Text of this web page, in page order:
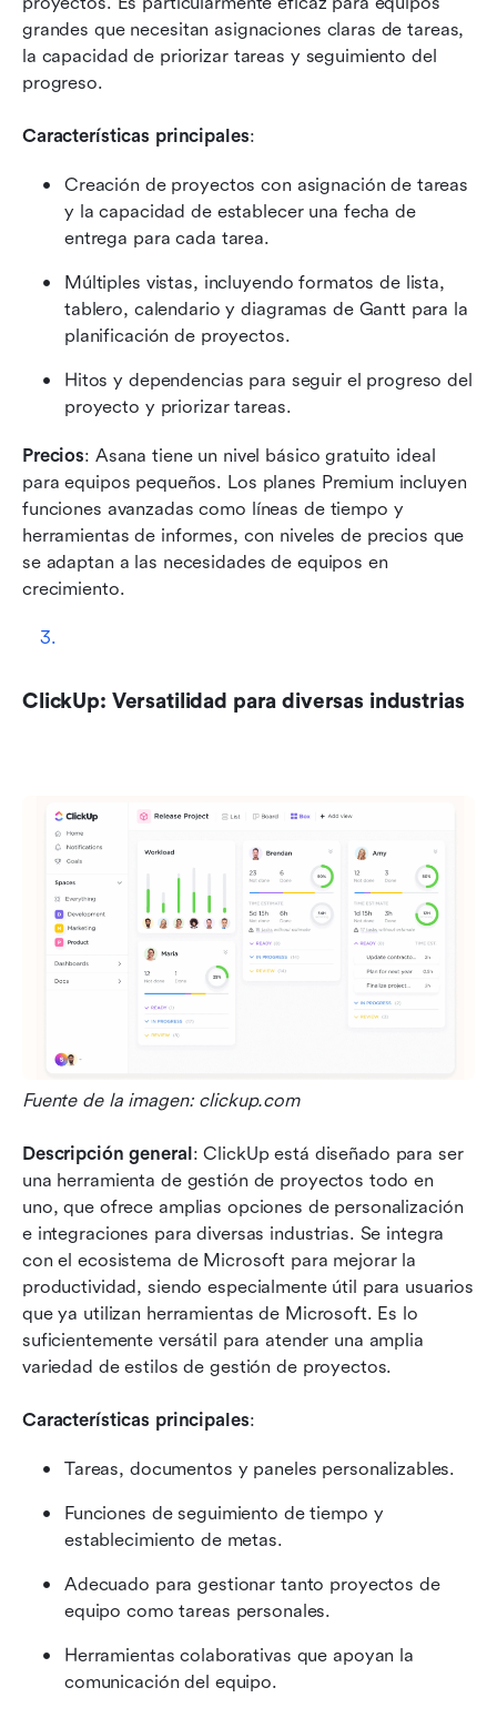
grandes que necesitan asignaciones claras de tareas,
la capacidad de priorizar tareas y seguimiento del
progreso.
Características principales:
Creación de proyectos con asignación de tareas
y la capacidad de establecer una fecha de
entrega para cada tarea.
Múltiples vistas, incluyendo formatos de lista,
tablero, calendario y diagramas de Gantt para la
planificación de proyectos.
Hitos y dependencias para seguir el progreso del
proyecto y priorizar tareas.
Precios: Asana tiene un nivel básico gratuito ideal
para equipos pequeños. Los planes Premium incluyen
funciones avanzadas como líneas de tiempo y
herramientas de informes, con niveles de precios que
se adaptan a las necesidades de equipos en
crecimiento.
ClickUp: Versatilidad para diversas industrias
Fuente de la imagen: clickup.com
Descripción general: ClickUp está diseñado para ser
una herramienta de gestión de proyectos todo en
uno, que ofrece amplias opciones de personalización
e integraciones para diversas industrias. Se integra
con el ecosistema de Microsoft para mejorar la
productividad, siendo especialmente útil para usuarios
que ya utilizan herramientas de Microsoft. Es lo
suficientemente versátil para atender una amplia
variedad de estilos de gestión de proyectos.
Características principales:
Tareas, documentos y paneles personalizables.
Funciones de seguimiento de tiempo y
establecimiento de metas.
Adecuado para gestionar tanto proyectos de
equipo como tareas personales.
Herramientas colaborativas que apoyan la
comunicación del equipo.